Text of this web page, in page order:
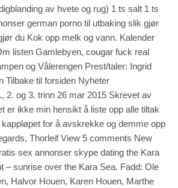
av hvete og rug) 1 ts salt 1 ts
german porno til utbaking slik gjør
du Kok opp melk og vann. Kalender
listen Gamlebyen, cougar fuck real
og Vålerengen Prest/taler: Ingrid
Tilbake til forsiden Nyheter
2. og 3. trinn 26 mar 2015 Skrevet av
er ikke min hensikt å liste opp alle tiltak
for å avskrekke og demme opp
Thorleif View 5 comments New
sex annonser skype dating the Kara
– sunrise over the Kara Sea. Fadd: Ole
Halvor Houen, Karen Houen, Marthe